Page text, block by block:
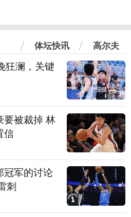
体坛快讯 高尔夫
狂澜，关键
要被裁掉 林
信
冠军的讨论
刺